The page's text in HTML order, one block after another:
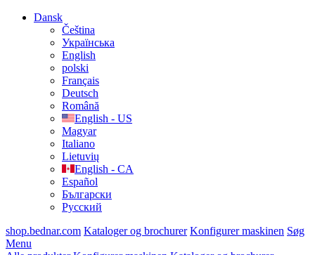
Dansk
Čeština
Українська
English
polski
Français
Deutsch
Română
English - US
Magyar
Italiano
Lietuvių
English - CA
Español
Български
Русский
shop.bednar.com Kataloger og brochurer Konfigurer maskinen Søg
Menu